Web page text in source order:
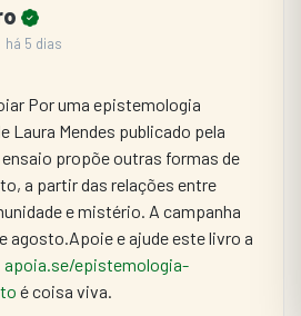
há 5 dias
Por uma epistemologia
Laura Mendes publicado pela
ensaio propõe outras formas de
a partir das relações entre
e mistério. A campanha
agosto.Apoie e ajude este livro a
apoia.se/epistemologia-
é coisa viva.